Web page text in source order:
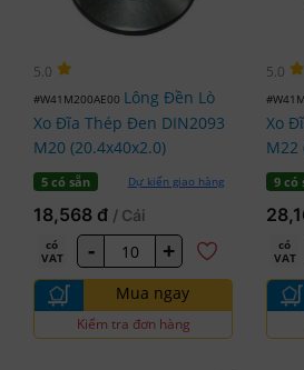
5.0
#W41M200AE00 Lông Đền Lò
Xo Đĩa Thép Đen DIN2093
M20 (20.4x40x2.0)
5 có sẵn Dự kiến giao hàng
18,568 đ / Cái
có
VAT
- +
Mua ngay
Kiểm tra đơn hàng
5.0
Xo
M22
9 có
có
VAT